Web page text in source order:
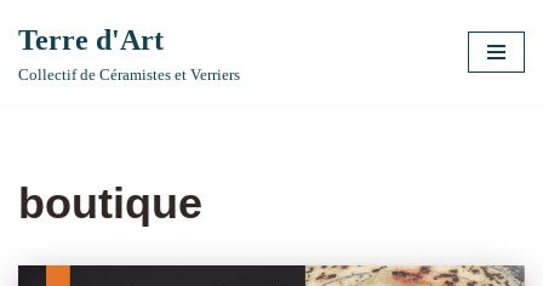
Aller
Terre d'Art
Collectif de Céramistes et Verriers
boutique